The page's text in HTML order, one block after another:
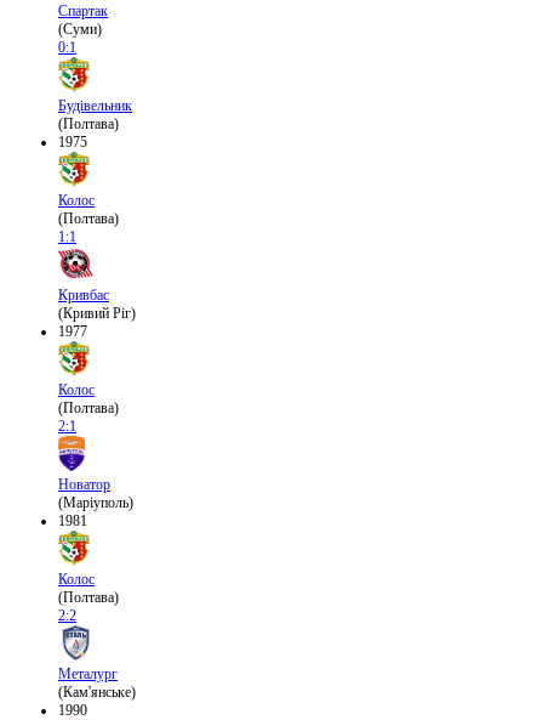
Спартак
(Суми)
0:1
Будівельник
(Полтава)
1975
Колос
(Полтава)
1:1
Кривбас
(Кривий Ріг)
1977
Колос
(Полтава)
2:1
Новатор
(Маріуполь)
1981
Колос
(Полтава)
2:2
Металург
(Кам'янське)
1990